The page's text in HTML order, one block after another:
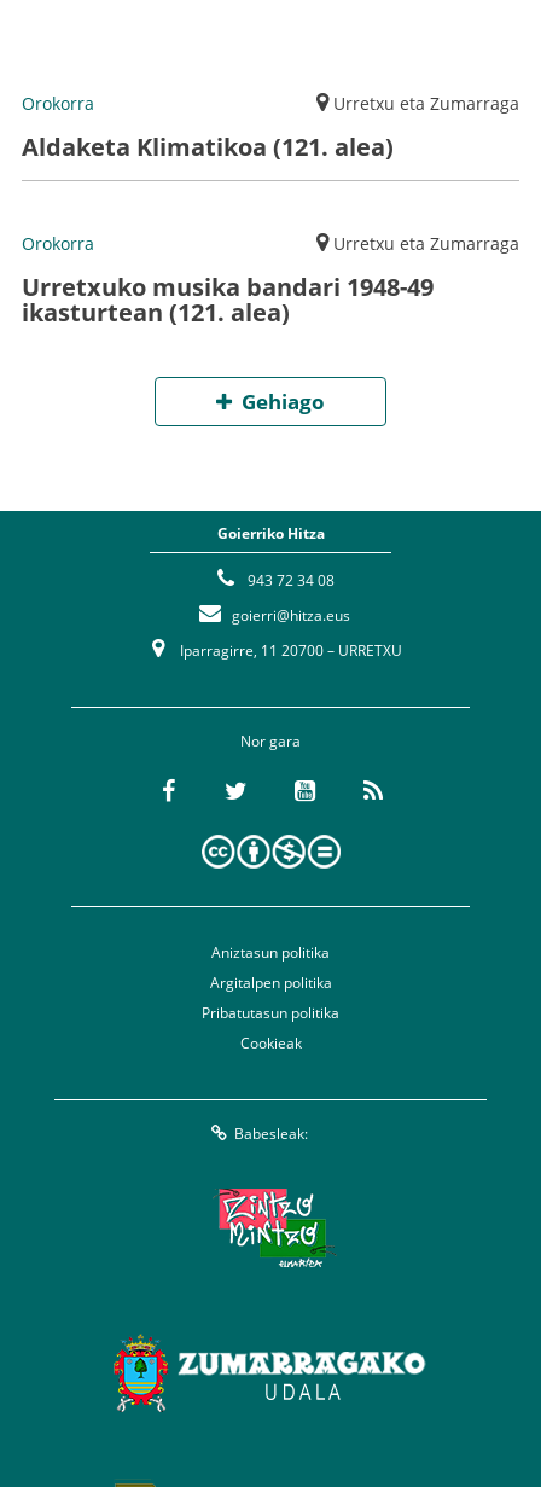
Orokorra Urretxu eta Zumarraga
Aldaketa Klimatikoa (121. alea)
Orokorra Urretxu eta Zumarraga
Urretxuko musika bandari 1948-49
ikasturtean (121. alea)
Gehiago
Goierriko Hitza
943 72 34 08
goierri@hitza.eus
Iparragirre, 11 20700 – URRETXU
Nor gara
Aniztasun politika
Argitalpen politika
Pribatutasun politika
Cookieak
Babesleak: